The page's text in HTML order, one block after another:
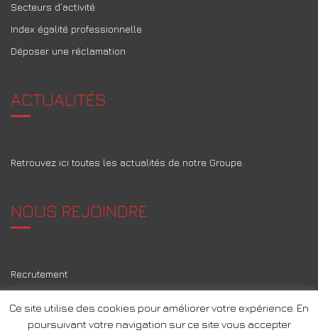
Secteurs d’activité
Index égalité professionnelle
Déposer une réclamation
ACTUALITÉS
Retrouvez ici toutes les actualités de notre Groupe.
NOUS REJOINDRE
Recrutement
Ce site utilise des cookies pour améliorer votre expérience. En
poursuivant votre navigation sur ce site vous accepter